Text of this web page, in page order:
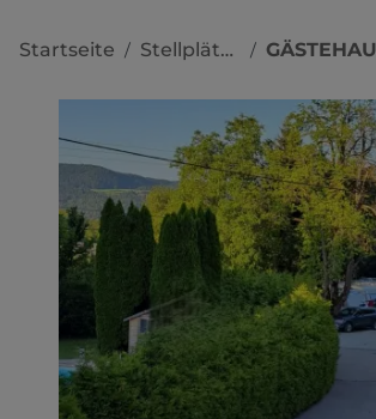
Startseite / Stellplätze /